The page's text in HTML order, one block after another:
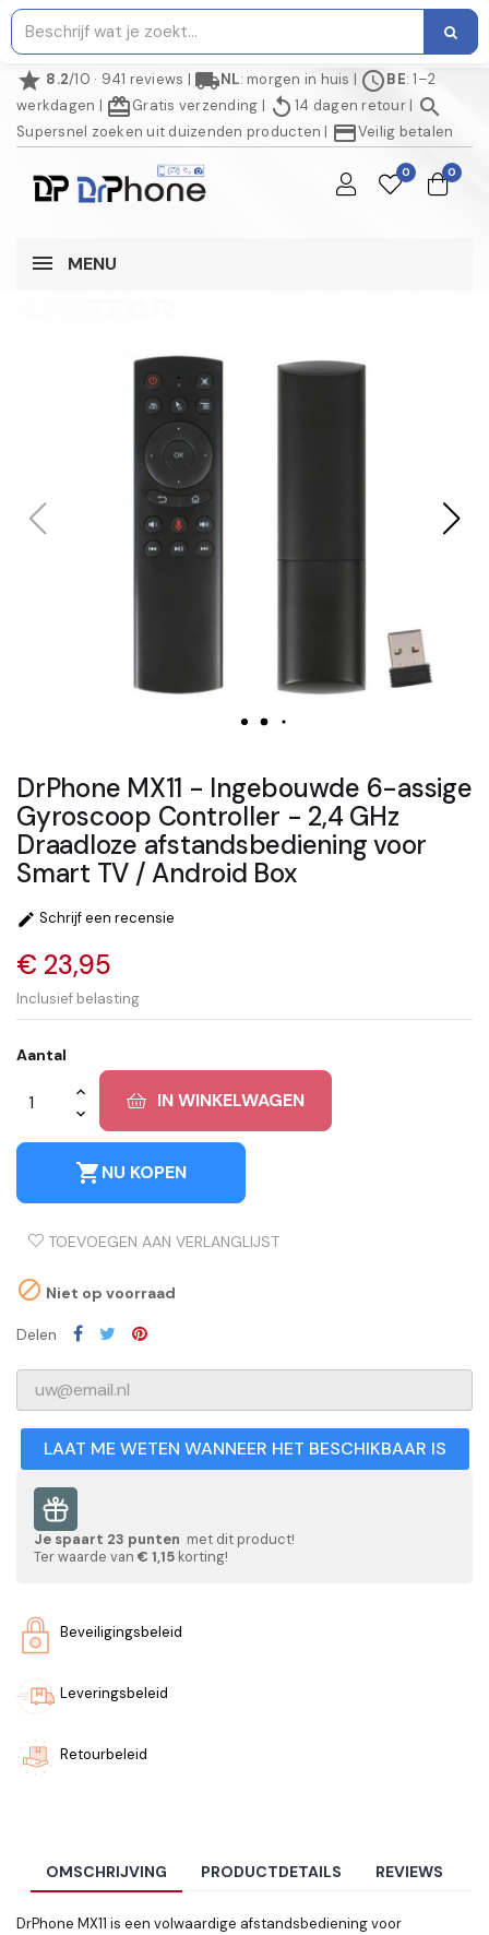
star 8.2/10 · 941 reviews | local_shippingNL: morgen in huis | scheduleBE: 1–2
werkdagen | redeemGratis verzending | replay 14 dagen retour| search
Supersnel zoeken uit duizenden producten | credit_cardVeilig betalen
0 0
MENU
DrPhone MX11 - Ingebouwde 6-assige
Gyroscoop Controller - 2,4 GHz
Draadloze afstandsbediening voor
Smart TV / Android Box
 Schrijf een recensie
€ 23,95
Inclusief belasting
Aantal
IN WINKELWAGEN
shopping_cartNU KOPEN
TOEVOEGEN AAN VERLANGLIJST
 Niet op voorraad
Delen
LAAT ME WETEN WANNEER HET BESCHIKBAAR IS
Je spaart 23 punten met dit product!
Ter waarde van € 1,15 korting!
Beveiligingsbeleid
Leveringsbeleid
Retourbeleid
OMSCHRIJVING PRODUCTDETAILS REVIEWS
DrPhone MX11 is een volwaardige afstandsbediening voor